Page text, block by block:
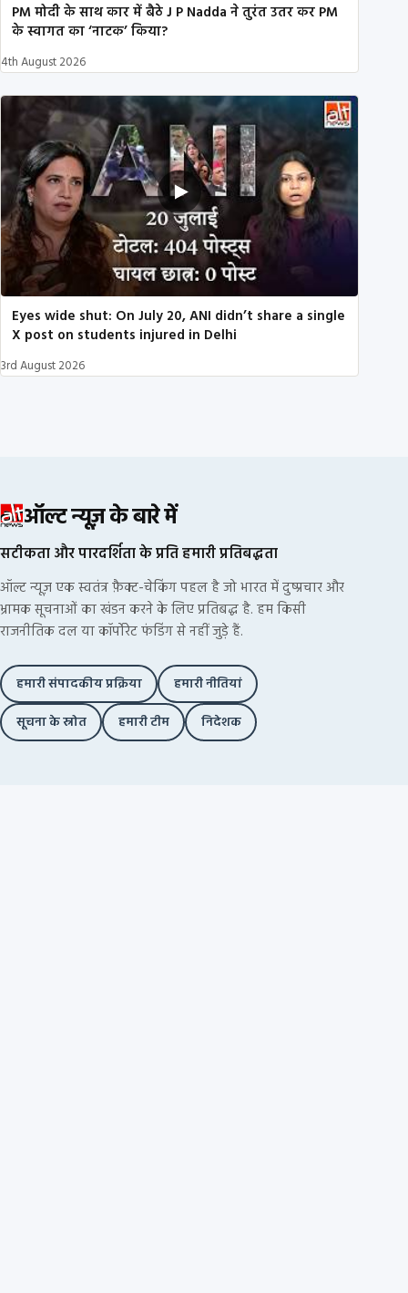
PM मोदी के साथ कार में बैठे J P Nadda ने तुरंत उतर कर PM
के स्वागत का ‘नाटक’ किया?
4th August 2026
Eyes wide shut: On July 20, ANI didn’t share a single
X post on students injured in Delhi
3rd August 2026
ऑल्ट न्यूज़ के बारे में
सटीकता और पारदर्शिता के प्रति हमारी प्रतिबद्धता
ऑल्ट न्यूज़ एक स्वतंत्र फ़ैक्ट-चेकिंग पहल है जो भारत में दुष्प्रचार और
भ्रामक सूचनाओं का खंडन करने के लिए प्रतिबद्ध है. हम किसी
राजनीतिक दल या कॉर्पोरेट फंडिंग से नहीं जुड़े हैं.
हमारी संपादकीय प्रक्रिया
हमारी नीतियां
सूचना के स्रोत
हमारी टीम निदेशक